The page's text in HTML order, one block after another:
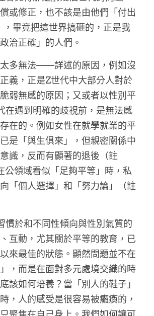
或修正，也不該是由他們「付出
，畢竟把這世界搞砸的，正是我
治正確」的人們。
多無法——詳述的原因，例如沒
義，正是Z世代中大部分人對於
弱無感的原因；又或者以性別平
在遇到明確的歧視前，是無法感
在的。例如女性在就學就業的平
是「與生俱來」，但親密關係中
識，反而有顯著的退後（註
公領域看似「足夠平等」時，私
「個人選擇」和「努力論」（註
慣於和不同性傾向與性別氣質的
互動，尤其關於平等的教育，已
來最佳的狀態。顯然問題並不在
，而是在面對多元處境交織的時
該如何培養？當「別人的鞋子」
，人的感受是很容易被癱瘓的，